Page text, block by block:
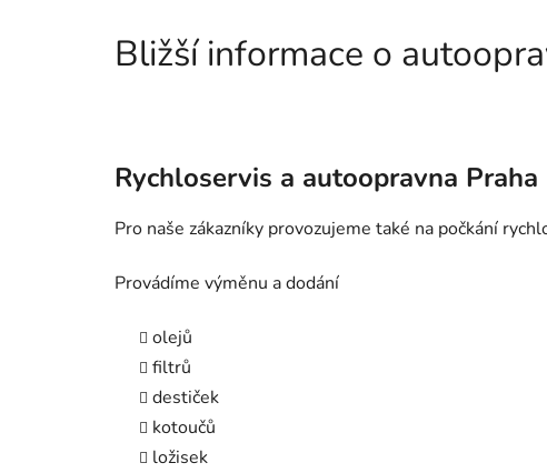
Bližší informace o
Rychloservis a autoopravna Praha
Pro naše zákazníky provozujeme také na počkání
Provádíme výměnu a dodání
olejů
filtrů
destiček
kotoučů
ložisek